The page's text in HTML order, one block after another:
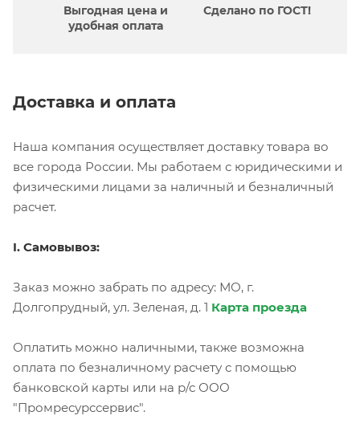
Выгодная цена и
удобная оплата
Сделано по ГОСТ!
Доставка и оплата
Наша компания осуществляет доставку товара во
все города России. Мы работаем с юридическими и
физическими лицами за наличный и безналичный
расчет.
I. Самовывоз:
Заказ можно забрать по адресу: МО, г.
Долгопрудный, ул. Зеленая, д. 1 Карта проезда
Оплатить можно наличными, также возможна
оплата по безналичному расчету с помощью
банковской карты или на р/с ООО
"Промресурссервис".